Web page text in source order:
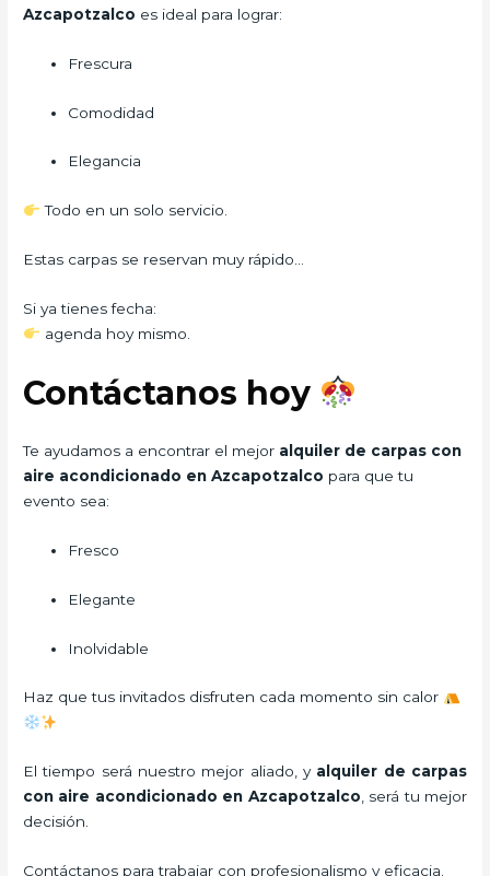
Azcapotzalco es ideal para lograr:
Frescura
Comodidad
Elegancia
Todo en un solo servicio.
Estas carpas se reservan muy rápido…
Si ya tienes fecha:
agenda hoy mismo.
Contáctanos hoy
Te ayudamos a encontrar el mejor alquiler de carpas con
aire acondicionado en Azcapotzalco para que tu
evento sea:
Fresco
Elegante
Inolvidable
Haz que tus invitados disfruten cada momento sin calor
El tiempo será nuestro mejor aliado, y alquiler de carpas
con aire acondicionado en Azcapotzalco, será tu mejor
decisión.
Contáctanos para trabajar con profesionalismo y eficacia.